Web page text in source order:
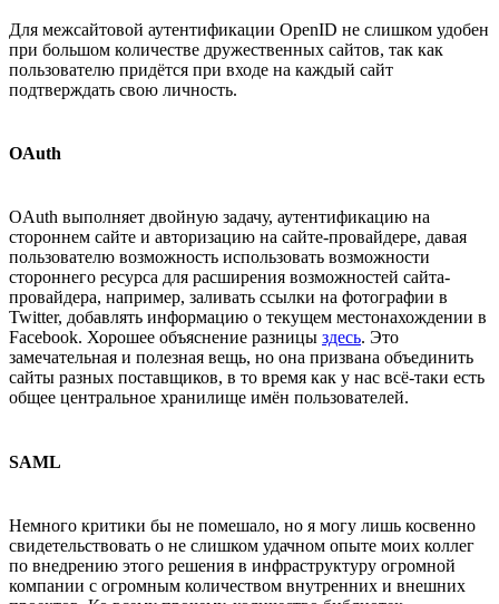
Для межсайтовой аутентификации OpenID не слишком удобен
при большом количестве дружественных сайтов, так как
пользователю придётся при входе на каждый сайт
подтверждать свою личность.
OAuth
OAuth выполняет двойную задачу, аутентификацию на
стороннем сайте и авторизацию на сайте-провайдере, давая
пользователю возможность использовать возможности
стороннего ресурса для расширения возможностей сайта-
провайдера, например, заливать ссылки на фотографии в
Twitter, добавлять информацию о текущем местонахождении в
Facebook. Хорошее объяснение разницы здесь. Это
замечательная и полезная вещь, но она призвана объединить
сайты разных поставщиков, в то время как у нас всё-таки есть
общее центральное хранилище имён пользователей.
SAML
Немного критики бы не помешало, но я могу лишь косвенно
свидетельствовать о не слишком удачном опыте моих коллег
по внедрению этого решения в инфраструктуру огромной
компании с огромным количеством внутренних и внешних